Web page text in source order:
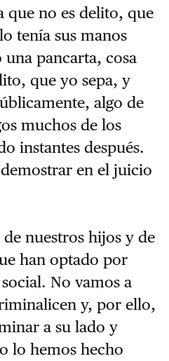
que no es delito, que
tenía sus manos
pancarta, cosa
que yo sepa, y
algo de
muchos de los
instantes después.
en el juicio
nuestros hijos y de
han optado por
No vamos a
y, por ello,
a su lado y
lo hemos hecho